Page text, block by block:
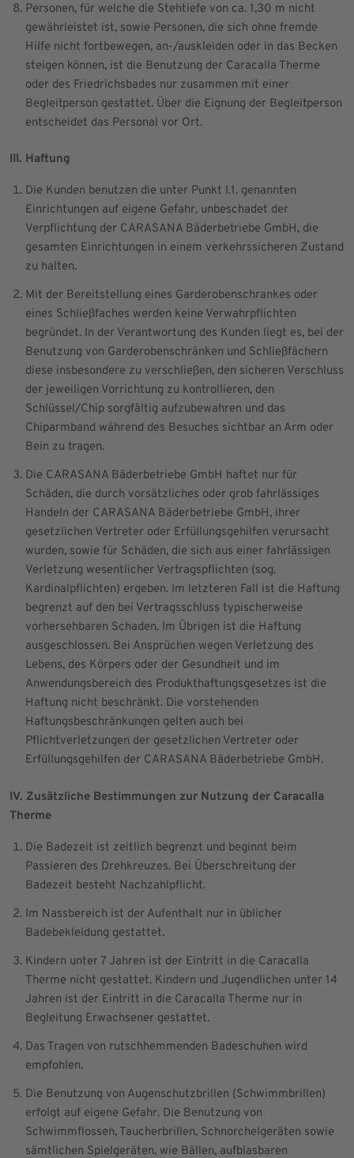
Personen, für welche die Stehtiefe von ca. 1,30 m nicht
gewährleistet ist, sowie Personen, die sich ohne fremde
Hilfe nicht fortbewegen, an-/auskleiden oder in das Becken
steigen können, ist die Benutzung der Caracalla Therme
oder des Friedrichsbades nur zusammen mit einer
Begleitperson gestattet. Über die Eignung der Begleitperson
entscheidet das Personal vor Ort.
III. Haftung
Die Kunden benutzen die unter Punkt I.1. genannten
Einrichtungen auf eigene Gefahr, unbeschadet der
Verpflichtung der CARASANA Bäderbetriebe GmbH, die
gesamten Einrichtungen in einem verkehrssicheren Zustand
zu halten.
Mit der Bereitstellung eines Garderobenschrankes oder
eines Schließfaches werden keine Verwahrpflichten
begründet. In der Verantwortung des Kunden liegt es, bei der
Benutzung von Garderobenschränken und Schließfächern
diese insbesondere zu verschließen, den sicheren Verschluss
der jeweiligen Vorrichtung zu kontrollieren, den
Schlüssel/Chip sorgfältig aufzubewahren und das
Chiparmband während des Besuches sichtbar an Arm oder
Bein zu tragen.
Die CARASANA Bäderbetriebe GmbH haftet nur für
Schäden, die durch vorsätzliches oder grob fahrlässiges
Handeln der CARASANA Bäderbetriebe GmbH, ihrer
gesetzlichen Vertreter oder Erfüllungsgehilfen verursacht
wurden, sowie für Schäden, die sich aus einer fahrlässigen
Verletzung wesentlicher Vertragspflichten (sog.
Kardinalpflichten) ergeben. Im letzteren Fall ist die Haftung
begrenzt auf den bei Vertragsschluss typischerweise
vorhersehbaren Schaden. Im Übrigen ist die Haftung
ausgeschlossen. Bei Ansprüchen wegen Verletzung des
Lebens, des Körpers oder der Gesundheit und im
Anwendungsbereich des Produkthaftungsgesetzes ist die
Haftung nicht beschränkt. Die vorstehenden
Haftungsbeschränkungen gelten auch bei
Pflichtverletzungen der gesetzlichen Vertreter oder
Erfüllungsgehilfen der CARASANA Bäderbetriebe GmbH.
IV. Zusätzliche Bestimmungen zur Nutzung der Caracalla
Therme
Die Badezeit ist zeitlich begrenzt und beginnt beim
Passieren des Drehkreuzes. Bei Überschreitung der
Badezeit besteht Nachzahlpflicht.
Im Nassbereich ist der Aufenthalt nur in üblicher
Badebekleidung gestattet.
Kindern unter 7 Jahren ist der Eintritt in die Caracalla
Therme nicht gestattet. Kindern und Jugendlichen unter 14
Jahren ist der Eintritt in die Caracalla Therme nur in
Begleitung Erwachsener gestattet.
Das Tragen von rutschhemmenden Badeschuhen wird
empfohlen.
Die Benutzung von Augenschutzbrillen (Schwimmbrillen)
erfolgt auf eigene Gefahr. Die Benutzung von
Schwimmflossen, Taucherbrillen, Schnorchelgeräten sowie
sämtlichen Spielgeräten, wie Bällen, aufblasbaren